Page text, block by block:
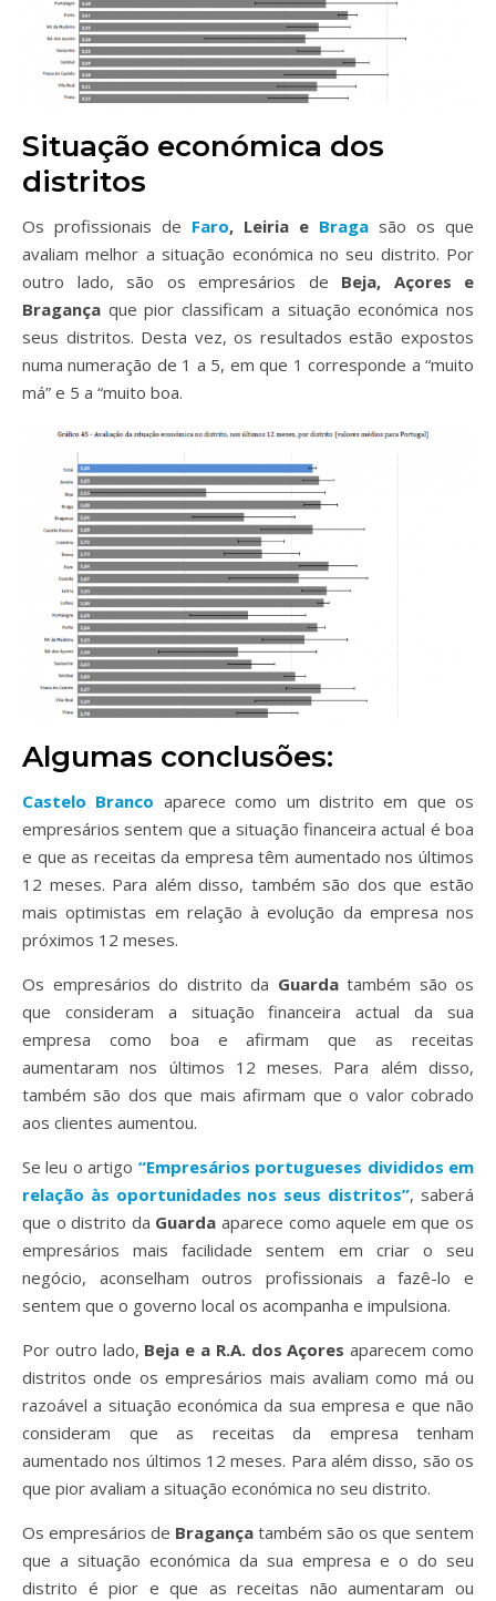
Situação económica dos
distritos
Os profissionais de Faro, Leiria e Braga são os que
avaliam melhor a situação económica no seu distrito. Por
outro lado, são os empresários de Beja, Açores e
Bragança que pior classificam a situação económica nos
seus distritos. Desta vez, os resultados estão expostos
numa numeração de 1 a 5, em que 1 corresponde a “muito
má” e 5 a “muito boa.
Algumas conclusões:
Castelo Branco aparece como um distrito em que os
empresários sentem que a situação financeira actual é boa
e que as receitas da empresa têm aumentado nos últimos
12 meses. Para além disso, também são dos que estão
mais optimistas em relação à evolução da empresa nos
próximos 12 meses.
Os empresários do distrito da Guardatambém são os
que consideram a situação financeira actual da sua
empresa como boa e afirmam que as receitas
aumentaram nos últimos 12 meses. Para além disso,
também são dos que mais afirmam que o valor cobrado
aos clientes aumentou.
Se leu o artigo “Empresários portugueses divididos em
relação às oportunidades nos seus distritos”, saberá
que o distrito da Guarda aparece como aquele em que os
empresários mais facilidade sentem em criar o seu
negócio, aconselham outros profissionais a fazê-lo e
sentem que o governo local os acompanha e impulsiona.
Por outro lado, Beja e a R.A. dos Açoresaparecem como
distritos onde os empresários mais avaliam como má ou
razoável a situação económica da sua empresa e que não
consideram que as receitas da empresa tenham
aumentado nos últimos 12 meses. Para além disso, são os
que pior avaliam a situação económica no seu distrito.
Os empresários de Bragança também são os que sentem
que a situação económica da sua empresa e o do seu
distrito é pior e que as receitas não aumentaram ou